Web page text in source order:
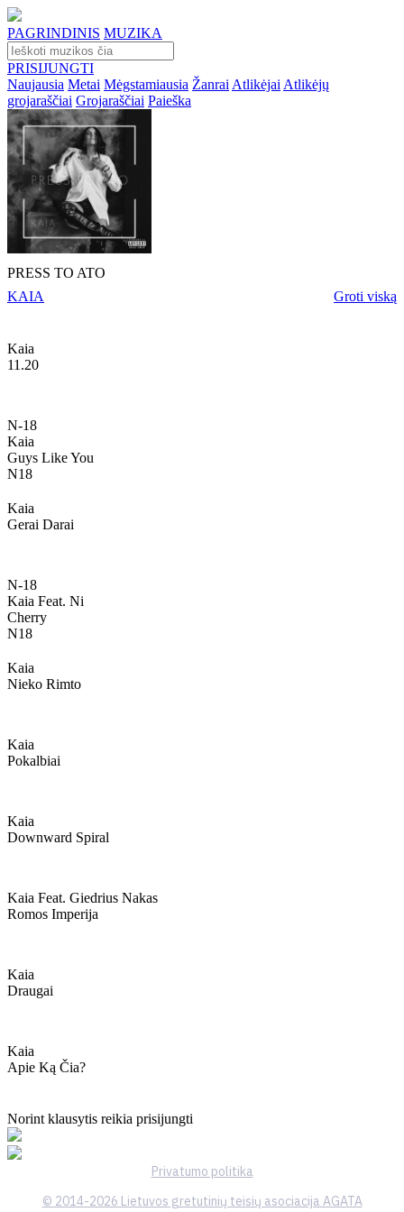
PAGRINDINIS MUZIKA
PRISIJUNGTI
Naujausia Metai Mėgstamiausia Žanrai Atlikėjai Atlikėjų
grojaraščiai Grojaraščiai Paieška
PRESS TO ATO
KAIA
Groti viską
Kaia
11.20
N-18
Kaia
Guys Like You
N18
Kaia
Gerai Darai
N-18
Kaia Feat. Ni
Cherry
N18
Kaia
Nieko Rimto
Kaia
Pokalbiai
Kaia
Downward Spiral
Kaia Feat. Giedrius Nakas
Romos Imperija
Kaia
Draugai
Kaia
Apie Ką Čia?
Norint klausytis reikia prisijungti
Privatumo politika
© 2014-2026 Lietuvos gretutinių teisių asociacija AGATA